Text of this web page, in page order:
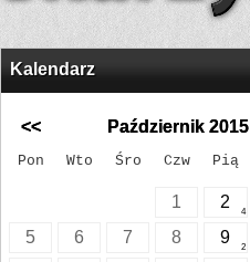
Kalendarz
<< Październik 2015
Pon Wto Śro Czw Pią
1 2
4
5 6 7 8 9
2